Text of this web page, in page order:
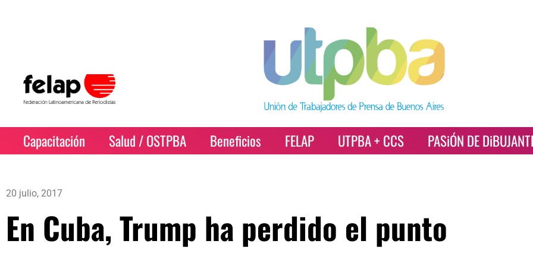
Capacitación Salud / OSTPBA Beneficios FELAP UTPBA + CCS PASiÓN DE
20 julio, 2017
En Cuba, Trump ha perdido el punto